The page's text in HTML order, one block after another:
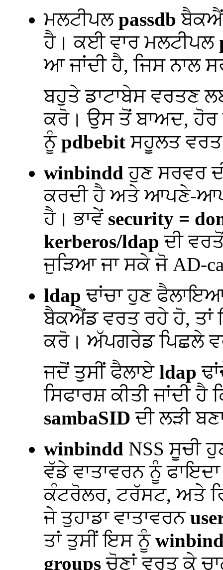
ਮਲਟੀਪਲ passdb
ਹੈ। ਕਈ ਵਾਰ ਮਲਟੀਪਲ
ਆ ਜਾਂਦੀ ਹੈ, ਜਿਸ ਨਾਲ
ਬਹੁਤੇ ਡਾਟਾਬੇਸ ਵਰਤਣ
ਕਰੋ। ਉਸ ਤੋਂ ਬਾਅਦ, ਹੋਰ
ਨੂੰ pdbebit ਸਹੂਲਤ
winbindd ਹੁਣ ਸਰਵਰ
ਕਰਦੀ ਹੈ ਅਤੇ ਆਪਣੇ-ਆਪ
ਹੈ। ਭਾਵੇਂ security =
kerberos/ldap ਦੀ
ਜੁੜਿਆ ਜਾ ਸਕੇ ਜੋ AD-
ldap ਢਾਂਚਾ ਹੁਣ
ਬੈਕਐਂਡ ਵਰਤ ਰਹੇ ਹੋ,
ਕਰੋ। ਅੱਪਗਰੇਡ ਪਿਛਲੇ
ਜਦੋਂ ਤੁਸੀਂ ਫੈਲਾਏ ldap
ਸਿਫਾਰਸ਼ ਕੀਤੀ ਜਾਂਦੀ
sambaSID ਦੀ ਲੜੀ
winbindd NSS ਸੂਚੀ
ਵੱਡੇ ਵਾਤਾਵਰਨ ਨੂੰ
ਕੰਟਰੋਲਰ, ਟਰੱਸਟ, ਅਤੇ
ਜੇ ਤੁਹਾਡਾ ਵਾਤਾਵਰਨ
ਤਾਂ ਤੁਸੀਂ ਇਸ ਨੂੰ
groups ਚੋਣਾਂ ਵਰਤ ਕੇ